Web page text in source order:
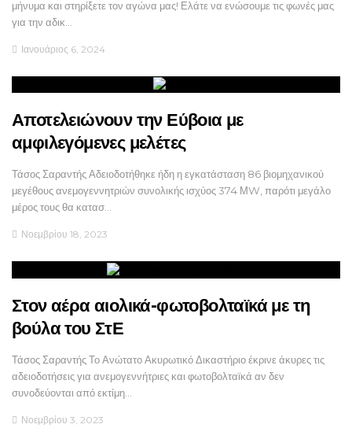
μήνυμα και στηρίξετε τον αγώνα μας! Ελάτε να ενώσουμε τις φωνές μας
για την αδικ…
Ιανουάριος 6, 2024
Αποτελειώνουν την Εύβοια με
αμφιλεγόμενες μελέτες
Τάσος Σαραντής Αδειοδοτήθηκε ήδη η εγκατάσταση 86 βιομηχανικού
μεγέθους ανεμογεννητριών συνολικής ισχύος 374 ΜW, παρότι μεγάλο
μέρος τους θα κατασ…
Νοεμβρίου 18, 2023
Στον αέρα αιολικά-φωτοβολταϊκά με τη
βούλα του ΣτΕ
Τάσος Σαραντής Το Ανώτατο Ακυρωτικό Δικαστήριο έκρινε άκυρες τις
αδειοδοτήσεις για ανεμογεννήτριες και φωτοβολταϊκά αν δεν
συνοδεύονται από εκτίμη…
Νοεμβρίου 3, 2023